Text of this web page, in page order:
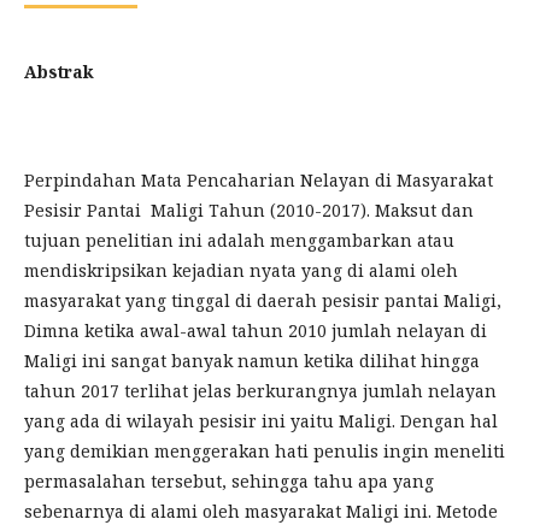
Abstrak
Perpindahan Mata Pencaharian Nelayan di Masyarakat
Pesisir Pantai Maligi Tahun (2010-2017). Maksut dan
tujuan penelitian ini adalah menggambarkan atau
mendiskripsikan kejadian nyata yang di alami oleh
masyarakat yang tinggal di daerah pesisir pantai Maligi,
Dimna ketika awal-awal tahun 2010 jumlah nelayan di
Maligi ini sangat banyak namun ketika dilihat hingga
tahun 2017 terlihat jelas berkurangnya jumlah nelayan
yang ada di wilayah pesisir ini yaitu Maligi. Dengan hal
yang demikian menggerakan hati penulis ingin meneliti
permasalahan tersebut, sehingga tahu apa yang
sebenarnya di alami oleh masyarakat Maligi ini. Metode